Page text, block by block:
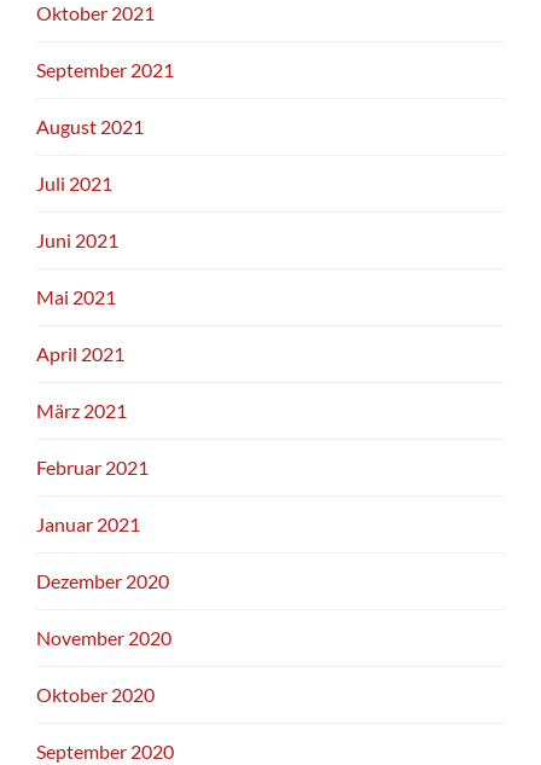
Oktober 2021
September 2021
August 2021
Juli 2021
Juni 2021
Mai 2021
April 2021
März 2021
Februar 2021
Januar 2021
Dezember 2020
November 2020
Oktober 2020
September 2020